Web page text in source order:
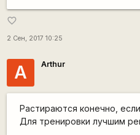
favorite_border
2 Сен, 2017 10:25
A Arthur
Растираются конечно,
Для тренировки лучшим